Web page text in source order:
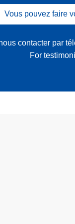
Vous pouvez faire
contacter par
For